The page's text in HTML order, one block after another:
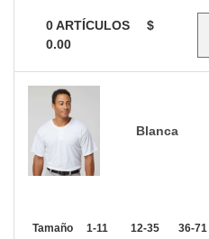
0ARTÍCULOS
$
0.00
Blanca
Tamaño 1-11 12-35 36-71